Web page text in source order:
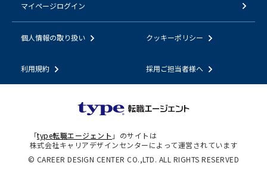
マイページログイン
個人情報の取り扱い クッキーポリシー
利用規約 採用ご担当者様へ
「type転職エージェント 」のサイトは
株式会社キャリアデザインセンターによって運営されています
© CAREER DESIGN CENTER CO.,LTD. ALL RIGHTS RESERVED